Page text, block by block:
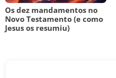
Os dez mandamentos no
Novo Testamento (e como
Jesus os resumiu)